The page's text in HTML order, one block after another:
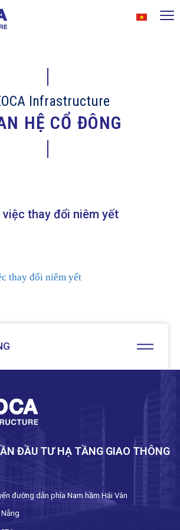
Infrastructure
HỆ CỔ ĐÔNG
việc thay đổi niêm yết
thay đổi niêm yết
ĐẦU TƯ HẠ TẦNG GIAO THÔNG
đường dẫn phía Nam hầm Hải Vân